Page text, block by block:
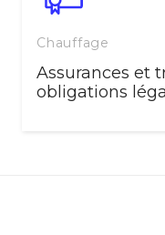
Chauffage
Assurances et
obligations